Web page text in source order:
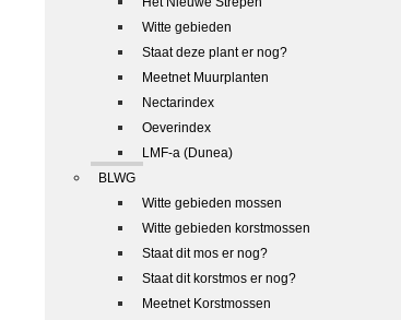
Witte gebieden
Staat deze plant er nog?
Meetnet Muurplanten
Nectarindex
Oeverindex
LMF-a (Dunea)
BLWG
Witte gebieden mossen
Witte gebieden korstmossen
Staat dit mos er nog?
Staat dit korstmos er nog?
Meetnet Korstmossen